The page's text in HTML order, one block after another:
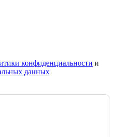
конфиденциальности и
данных